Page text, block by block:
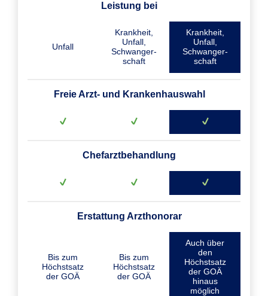
Leistung bei
Unfall
Krankheit,
Unfall,
Schwanger­
schaft
Krankheit,
Unfall,
Schwanger­
schaft
Freie Arzt- und Krankenhauswahl
Chefarztbehandlung
Erstattung Arzthonorar
Bis zum
Höchstsatz
der GOÄ
Bis zum
Höchstsatz
der GOÄ
Auch über
den
Höchstsatz
der GOÄ
hinaus
möglich